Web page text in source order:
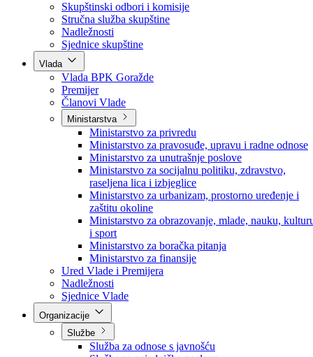
Poslanici po strankama
Poslanici po klubovima naroda
Kolegij skupštine
Skupštinski odbori i komisije
Stručna služba skupštine
Nadležnosti
Sjednice skupštine
Vlada
Vlada BPK Goražde
Premijer
Članovi Vlade
Ministarstva
Ministarstvo za privredu
Ministarstvo za pravosuđe, upravu i radne odnose
Ministarstvo za unutrašnje poslove
Ministarstvo za socijalnu politiku, zdravstvo,
raseljena lica i izbjeglice
Ministarstvo za urbanizam, prostorno uređenje i
zaštitu okoline
Ministarstvo za obrazovanje, mlade, nauku,
i sport
Ministarstvo za boračka pitanja
Ministarstvo za finansije
Ured Vlade i Premijera
Nadležnosti
Sjednice Vlade